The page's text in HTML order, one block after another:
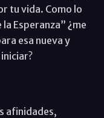
tu vida. Como lo
Esperanza” ¿me
esa nueva y
afinidades,